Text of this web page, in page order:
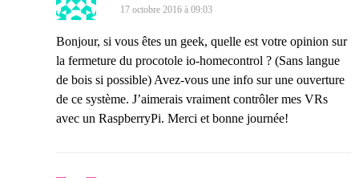
17 octobre 2016 à 09:03
Bonjour, si vous êtes un geek, quelle est votre opinion sur
la fermeture du procotole io-homecontrol ? (Sans langue
de bois si possible) Avez-vous une info sur une ouverture
de ce système. J’aimerais vraiment contrôler mes VRs
avec un RaspberryPi. Merci et bonne journée!